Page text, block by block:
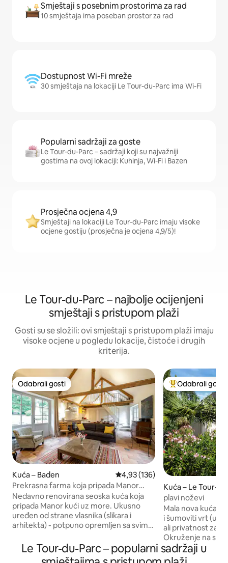
Smještaji s posebnim prostorima za rad
10 smještaja ima poseban prostor za rad
Dostupnost Wi-Fi mreže
30 smještaja na lokaciji Le Tour-du-Parc ima Wi-Fi
Popularni sadržaji za goste
Le Tour-du-Parc – sadržaji koji su najvažniji
gostima na ovoj lokaciji: Kuhinja, Wi-Fi i Bazen
Prosječna ocjena 4,9
Smještaji na lokaciji Le Tour-du-Parc imaju visoke
ocjene gostiju (prosječna je ocjena 4,9/5)!
Le Tour-du-Parc – najbolje ocijenjeni
smještaji s pristupom plaži
Gosti su se složili: ovi smještaji s pristupom plaži imaju
visoke ocjene u pogledu lokacije, čistoće i drugih
kriterija.
Odabrali gosti
Odabrali gosti
Kuća – Baden Prosječna ocjena: 4,93/5,
4,93 (136)
Prekrasna farma koja pripada Manor
Houseu uz more
Nedavno renovirana seoska kuća koja
pripada Manor kući uz more. Ukusno
uređen od strane vlasnika (slikara i
arhitekta) - potpuno opremljen sa svim
spavaće sobe s vlastitim kupaonicama,
terasa okrenuta prema zapadu s
Među najviše
Odabrali gosti
Kuća – Le Tour-
plavi noževi
Mala nova kuća,
i šumoviti vrt (u blizini vlasnika zemljišta,
ali privatnost
Okruženje na
mirno. Između
leti) i zaljeva.
Le Tour-du-Parc – popularni sadržaji u